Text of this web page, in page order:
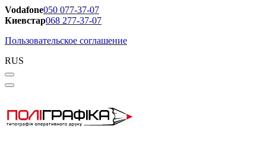
Vodafone050 077-37-07
Киевстар068 277-37-07
Пользовательское соглашение
RUS